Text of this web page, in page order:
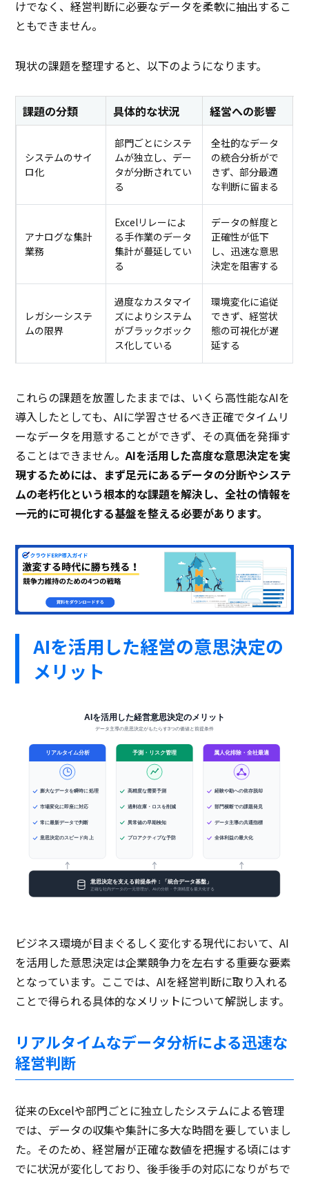
けでなく、経営判断に必要なデータを柔軟に抽出するこ
ともできません。
現状の課題を整理すると、以下のようになります。
課題の分類 具体的な状況 経営への影響
システムのサイ
ロ化
部門ごとにシステ
ムが独立し、デー
タが分断されてい
る
全社的なデータ
の統合分析がで
きず、部分最適
な判断に留まる
アナログな集計
業務
Excelリレーによ
る手作業のデータ
集計が蔓延してい
る
データの鮮度と
正確性が低下
し、迅速な意思
決定を阻害する
レガシーシステ
ムの限界
過度なカスタマイ
ズによりシステム
がブラックボック
ス化している
環境変化に追従
できず、経営状
態の可視化が遅
延する
これらの課題を放置したままでは、いくら高性能なAIを
導入したとしても、AIに学習させるべき正確でタイムリ
ーなデータを用意することができず、その真価を発揮す
ることはできません。AIを活用した高度な意思決定を実
現するためには、まず足元にあるデータの分断やシステ
ムの老朽化という根本的な課題を解決し、全社の情報を
一元的に可視化する基盤を整える必要があります。
AIを活用した経営の意思決定の
メリット
AIを活用した経営意思決定のメリット
データ主導の意思決定がもたらす3つの価値と前提条件
リアルタイム分析
膨大なデータを瞬時に処理
市場変化に即座に対応
常に最新データで判断
意思決定のスピード向上
予測・リスク管理
高精度な需要予測
過剰在庫・ロスを削減
異常値の早期検知
プロアクティブな予防
属人化排除・全社最適
経験や勘への依存脱却
部門横断での課題発見
データ主導の共通指標
全体利益の最大化
意思決定を支える前提条件：「統合データ基盤」
正確な社内データの一元管理が、AIの分析・予測精度を最大化する
ビジネス環境が目まぐるしく変化する現代において、AI
を活用した意思決定は企業競争力を左右する重要な要素
となっています。ここでは、AIを経営判断に取り入れる
ことで得られる具体的なメリットについて解説します。
リアルタイムなデータ分析による迅速な
経営判断
従来のExcelや部門ごとに独立したシステムによる管理
では、データの収集や集計に多大な時間を要していまし
た。そのため、経営層が正確な数値を把握する頃にはす
でに状況が変化しており、後手後手の対応になりがちで